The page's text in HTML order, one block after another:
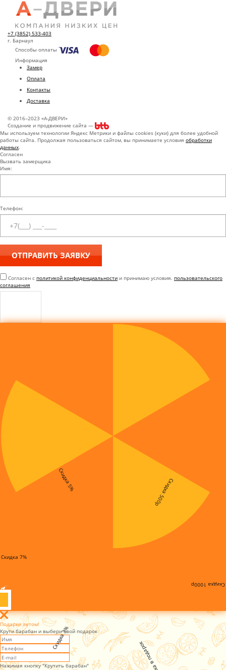
+7 (3852) 533-403
г. Барнаул
Способы оплаты
Информация
Замер
Оплата
Контакты
Доставка
© 2016–2023 «А-ДВЕРИ»
Создание и продвижение сайта —
Мы используем технологии Яндекс Метрики и файлы cookies (куки) для более удобной
работы сайта. Продолжая пользоваться сайтом, вы принимаете условия обработки
данных.
Согласен
Вызвать замерщика
Имя:
Телефон:
Согласен с политикой конфиденциальности и принимаю условия. пользовательского
соглашения
Скидка 3%
Скидка 7%
Скидка 5% Скидка 500р
Скидка 1000р
Подарки летом!
Крути барабан и выбери свой подарок
Нажимая кнопку "Крутить барабан"